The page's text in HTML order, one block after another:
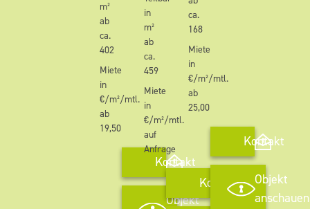
m²
ab
ca.
402
Miete
in
€/m²/mtl.
ab
19,50
Kontakt
Objekt
in
m²
ab
ca.
459
Miete
in
€/m²/mtl.
auf
Anfrage
Kontakt
ca.
168
Miete
in
€/m²/mtl.
ab
25,00
Kontakt
Objekt
anschauen